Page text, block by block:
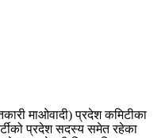
माओवादी) प्रदेश कमिटीका
प्रदेश सदस्य समेत रहेका